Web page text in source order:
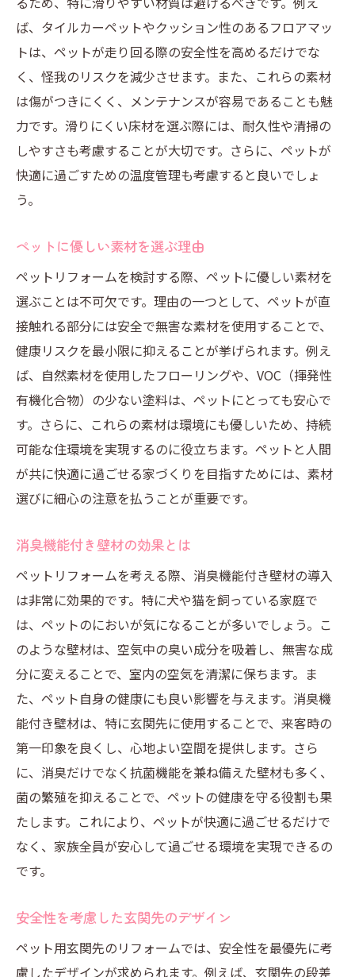
ば、タイルカーペットやクッション性のあるフロアマッ
トは、ペットが走り回る際の安全性を高めるだけでな
く、怪我のリスクを減少させます。また、これらの素材
は傷がつきにくく、メンテナンスが容易であることも魅
力です。滑りにくい床材を選ぶ際には、耐久性や清掃の
しやすさも考慮することが大切です。さらに、ペットが
快適に過ごすための温度管理も考慮すると良いでしょ
う。
ペットに優しい素材を選ぶ理由
ペットリフォームを検討する際、ペットに優しい素材を
選ぶことは不可欠です。理由の一つとして、ペットが直
接触れる部分には安全で無害な素材を使用することで、
健康リスクを最小限に抑えることが挙げられます。例え
ば、自然素材を使用したフローリングや、VOC（揮発性
有機化合物）の少ない塗料は、ペットにとっても安心で
す。さらに、これらの素材は環境にも優しいため、持続
可能な住環境を実現するのに役立ちます。ペットと人間
が共に快適に過ごせる家づくりを目指すためには、素材
選びに細心の注意を払うことが重要です。
消臭機能付き壁材の効果とは
ペットリフォームを考える際、消臭機能付き壁材の導入
は非常に効果的です。特に犬や猫を飼っている家庭で
は、ペットのにおいが気になることが多いでしょう。こ
のような壁材は、空気中の臭い成分を吸着し、無害な成
分に変えることで、室内の空気を清潔に保ちます。ま
た、ペット自身の健康にも良い影響を与えます。消臭機
能付き壁材は、特に玄関先に使用することで、来客時の
第一印象を良くし、心地よい空間を提供します。さら
に、消臭だけでなく抗菌機能を兼ね備えた壁材も多く、
菌の繁殖を抑えることで、ペットの健康を守る役割も果
たします。これにより、ペットが快適に過ごせるだけで
なく、家族全員が安心して過ごせる環境を実現できるの
です。
安全性を考慮した玄関先のデザイン
ペット用玄関先のリフォームでは、安全性を最優先に考
慮したデザインが求められます。例えば、玄関先の段差